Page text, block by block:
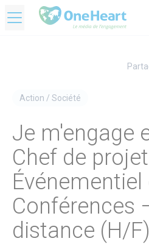
Action / Société
Je m'engage
Chef de projet
Événementiel
Conférences
distance (H/